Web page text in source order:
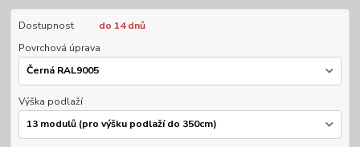
Dostupnost
do 14 dnů
Povrchová úprava
Výška podlaží